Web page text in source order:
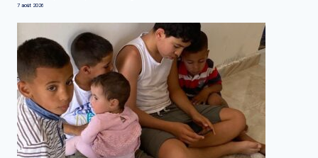
7 août 2026